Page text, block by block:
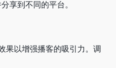
享到不同的平台。
果以增强播客的吸引力。调